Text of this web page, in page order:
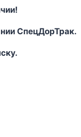
СпецДорТрак.